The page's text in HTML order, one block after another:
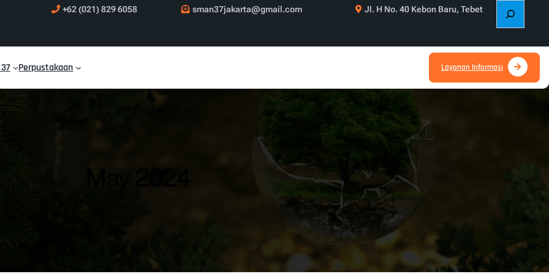
+62 (021) 829 6058 sman37jakarta@gmail.com Jl. H No. 40 Kebon Baru, Tebet
r
c
Perpustakaan Layanan Informasi